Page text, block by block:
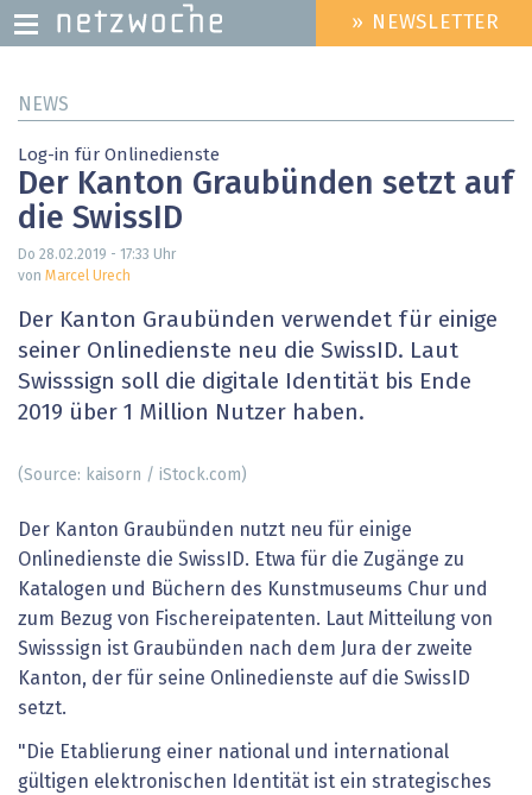
zum
HEADER
MENU
» NEWSLETTER
NEWS
Log-in für Onlinedienste
Der Kanton Graubünden setzt auf
die SwissID
Do 28.02.2019 - 17:33 Uhr
von Marcel Urech
Der Kanton Graubünden verwendet für einige
seiner Onlinedienste neu die SwissID. Laut
Swisssign soll die digitale Identität bis Ende
2019 über 1 Million Nutzer haben.
(Source: kaisorn / iStock.com)
Der Kanton Graubünden nutzt neu für einige
Onlinedienste die SwissID. Etwa für die Zugänge zu
Katalogen und Büchern des Kunstmuseums Chur und
zum Bezug von Fischereipatenten. Laut Mitteilung von
Swisssign ist Graubünden nach dem Jura der zweite
Kanton, der für seine Onlinedienste auf die SwissID
setzt.
"Die Etablierung einer national und international
gültigen elektronischen Identität ist ein strategisches